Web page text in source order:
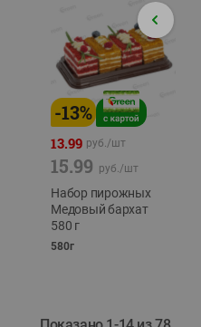
-13%
13.99 руб./шт
15.99 руб./шт
Набор пирожных
Медовый бархат
580 г
580г